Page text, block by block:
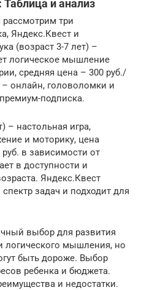
и анализ
три
Яндекс.Квест и
(возраст 3-7 лет) –
логическое мышление
средняя цена – 300 руб./
онлайн, головоломки и
подписка.
– настольная игра,
и моторику, цена
руб. в зависимости от
в доступности и
Яндекс.Квест
задач и подходит для
выбор для развития
логического мышления, но
быть дороже. Выбор
ребенка и бюджета.
и недостатки.